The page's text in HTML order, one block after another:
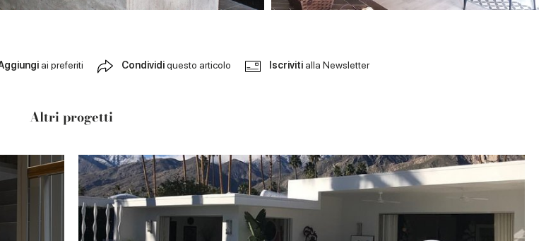
ai preferiti Condividiquesto articolo Iscriviti alla Newsletter
Altri progetti